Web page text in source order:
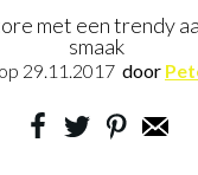
met een trendy
smaak
29.11.2017 door